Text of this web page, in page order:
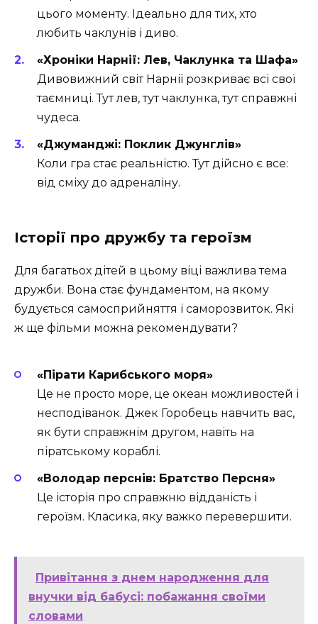
цього моменту. Ідеально для тих, хто
любить чаклунів і диво.
«Хроніки Нарнії: Лев, Чаклунка та Шафа»
Дивовижний світ Нарнії розкриває всі свої
таємниці. Тут лев, тут чаклунка, тут справжні
чудеса.
«Джуманджі: Поклик Джунглів»
Коли гра стає реальністю. Тут дійсно є все:
від сміху до адреналіну.
Історії про дружбу та героїзм
Для багатьох дітей в цьому віці важлива тема
дружби. Вона стає фундаментом, на якому
будується самосприйняття і саморозвиток. Які
ж ще фільми можна рекомендувати?
«Пірати Карибського моря»
Це не просто море, це океан можливостей і
несподіванок. Джек Горобець навчить вас,
як бути справжнім другом, навіть на
піратському кораблі.
«Володар перснів: Братство Персня»
Це історія про справжню відданість і
героїзм. Класика, яку важко перевершити.
Привітання з днем народження для
внучки від бабусі: побажання своїми
словами